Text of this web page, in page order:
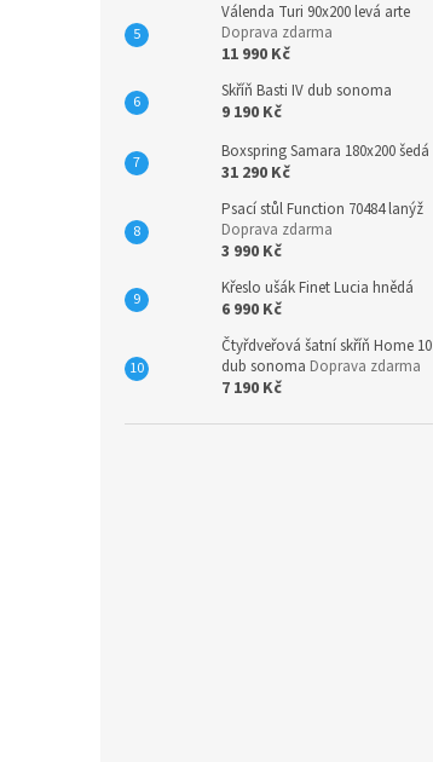
Válenda Turi 90x200 levá arte
Doprava zdarma
11 990 Kč
Skříň Basti IV dub sonoma
9 190 Kč
Boxspring Samara 180x200 šedá
31 290 Kč
Psací stůl Function 70484 lanýž
Doprava zdarma
3 990 Kč
Křeslo ušák Finet Lucia hnědá
6 990 Kč
Čtyřdveřová šatní skříň Home 10
dub sonoma Doprava zdarma
7 190 Kč